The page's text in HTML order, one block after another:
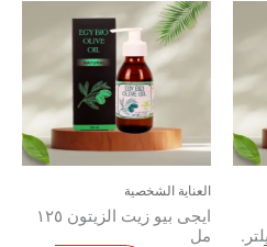
الشخصية
ايجى بيو زيت الزيتون ١٢٥